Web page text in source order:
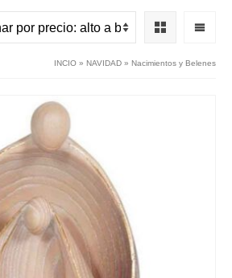
INCIO » NAVIDAD » Nacimientos y Belenes
Tarjetita comunión personalizada -
Banderín
+ AÑADIR